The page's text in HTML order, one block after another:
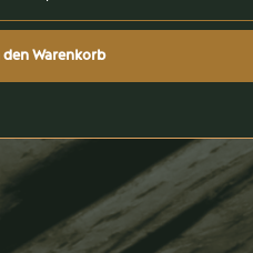
den Warenkorb